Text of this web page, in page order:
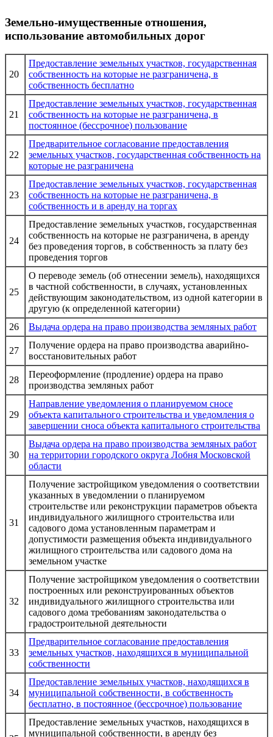
Земельно-имущественные отношения,
использование автомобильных дорог
20
Предоставление земельных участков, государственная
собственность на которые не разграничена, в
собственность бесплатно
21
Предоставление земельных участков, государственная
собственность на которые не разграничена, в
постоянное (бессрочное) пользование
22
Предварительное согласование предоставления
земельных участков, государственная собственность на
которые не разграничена
23
Предоставление земельных участков, государственная
собственность на которые не разграничена, в
собственность и в аренду на торгах
24
Предоставление земельных участков, государственная
собственность на которые не разграничена, в аренду
без проведения торгов, в собственность за плату без
проведения торгов
25
О переводе земель (об отнесении земель), находящихся
в частной собственности, в случаях, установленных
действующим законодательством, из одной категории в
другую (к определенной категории)
26
Выдача ордера на право производства земляных работ
27
Получение ордера на право производства аварийно-
восстановительных работ
28
Переоформление (продление) ордера на право
производства земляных работ
29
Направление уведомления о планируемом сносе
объекта капитального строительства и уведомления о
завершении сноса объекта капитального строительства
30
Выдача ордера на право производства земляных работ
на территории городского округа Лобня Московской
области
31
Получение застройщиком уведомления о соответствии
указанных в уведомлении о планируемом
строительстве или реконструкции параметров объекта
индивидуального жилищного строительства или
садового дома установленным параметрам и
допустимости размещения объекта индивидуального
жилищного строительства или садового дома на
земельном участке
32
Получение застройщиком уведомления о соответствии
построенных или реконструированных объектов
индивидуального жилищного строительства или
садового дома требованиям законодательства о
градостроительной деятельности
33
Предварительное согласование предоставления
земельных участков, находящихся в муниципальной
собственности
34
Предоставление земельных участков, находящихся в
муниципальной собственности, в собственность
бесплатно, в постоянное (бессрочное) пользование
Предоставление земельных участков, находящихся в
муниципальной собственности, в аренду без